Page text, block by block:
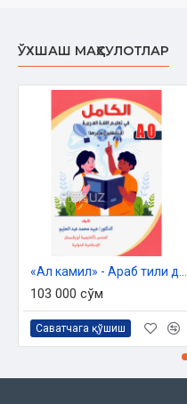
ЎХШАШ МАҲСУЛОТЛАР
103 000 сўм
Саватчага қўшиш